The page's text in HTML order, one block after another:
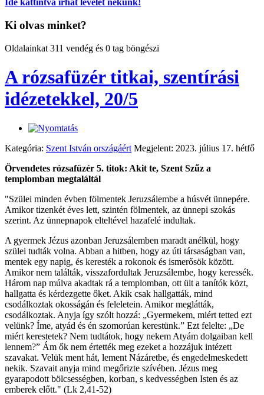
Ide kattintva írhat levelet nekünk!
Ki olvas minket?
Oldalainkat 311 vendég és 0 tag böngészi
A rózsafüzér titkai, szentírási
idézetekkel, 20/5
Kategória: Szent István országáért Megjelent: 2023. július 17. hétfő
Örvendetes rózsafüzér 5. titok: Akit te, Szent Szűz a
templomban megtaláltál
"Szülei minden évben fölmentek Jeruzsálembe a húsvét ünnepére.
Amikor tizenkét éves lett, szintén fölmentek, az ünnepi szokás
szerint. Az ünnepnapok elteltével hazafelé indultak.
A gyermek Jézus azonban Jeruzsálemben maradt anélkül, hogy
szülei tudták volna. Abban a hitben, hogy az úti társaságban van,
mentek egy napig, és keresték a rokonok és ismerősök között.
Amikor nem találták, visszafordultak Jeruzsálembe, hogy keressék.
Három nap múlva akadtak rá a templomban, ott ült a tanítók közt,
hallgatta és kérdezgette őket. Akik csak hallgatták, mind
csodálkoztak okosságán és feleletein. Amikor meglátták,
csodálkoztak. Anyja így szólt hozzá: „Gyermekem, miért tetted ezt
velünk? Íme, atyád és én szomorúan kerestünk.” Ezt felelte: „De
miért kerestetek? Nem tudtátok, hogy nekem Atyám dolgaiban kell
lennem?” Ám ők nem értették meg ezeket a hozzájuk intézett
szavakat. Velük ment hát, lement Názáretbe, és engedelmeskedett
nekik. Szavait anyja mind megőrizte szívében. Jézus meg
gyarapodott bölcsességben, korban, s kedvességben Isten és az
emberek előtt." (Lk 2,41-52)